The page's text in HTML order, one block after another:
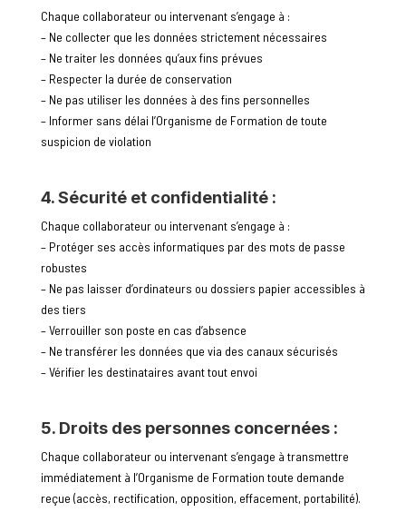
Chaque collaborateur ou intervenant s’engage à :
– Ne collecter que les données strictement nécessaires
– Ne traiter les données qu’aux fins prévues
– Respecter la durée de conservation
– Ne pas utiliser les données à des fins personnelles
– Informer sans délai l’Organisme de Formation de toute
suspicion de violation
4. Sécurité et confidentialité :
Chaque collaborateur ou intervenant s’engage à :
– Protéger ses accès informatiques par des mots de passe
robustes
– Ne pas laisser d’ordinateurs ou dossiers papier accessibles à
des tiers
– Verrouiller son poste en cas d’absence
– Ne transférer les données que via des canaux sécurisés
– Vérifier les destinataires avant tout envoi
5. Droits des personnes concernées :
Chaque collaborateur ou intervenant s’engage à transmettre
immédiatement à l’Organisme de Formation toute demande
reçue (accès, rectification, opposition, effacement, portabilité).